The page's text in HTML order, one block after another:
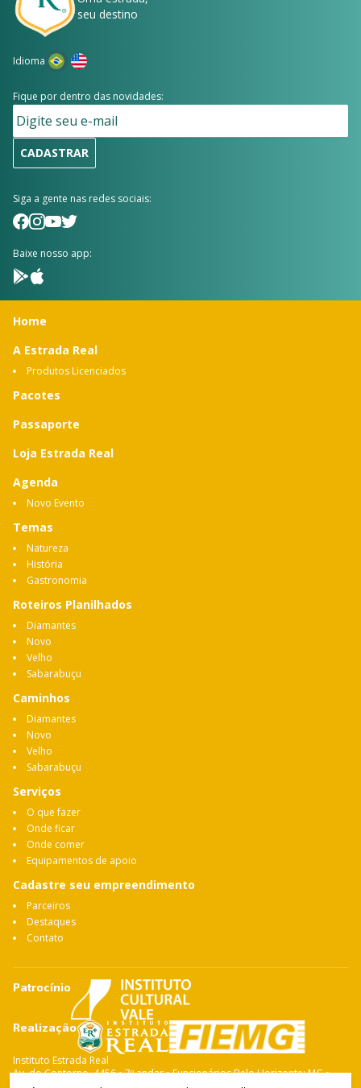
seu destino
Idioma
Fique por dentro das novidades:
CADASTRAR
Siga a gente nas redes sociais:
Baixe nosso app:
Home
A Estrada Real
Produtos Licenciados
Pacotes
Passaporte
Loja Estrada Real
Agenda
Novo Evento
Temas
Natureza
História
Gastronomia
Roteiros Planilhados
Diamantes
Novo
Velho
Sabarabuçu
Caminhos
Diamantes
Novo
Velho
Sabarabuçu
Serviços
O que fazer
Onde ficar
Onde comer
Equipamentos de apoio
Cadastre seu empreendimento
Parceiros
Destaques
Contato
Patrocínio
Realização
Instituto Estrada Real
Av. do Contorno, 4456 • 7º andar • Funcionários Belo Horizonte: MG •